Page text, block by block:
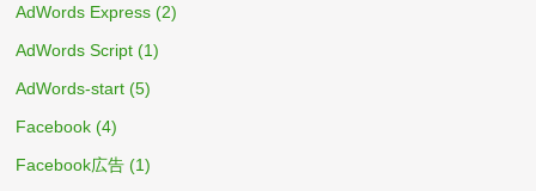
AdWords Express (2)
AdWords Script (1)
AdWords-start (5)
Facebook (4)
Facebook広告 (1)